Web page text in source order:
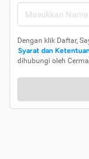
Dengan klik Daftar,
Syarat dan
dihubungi oleh